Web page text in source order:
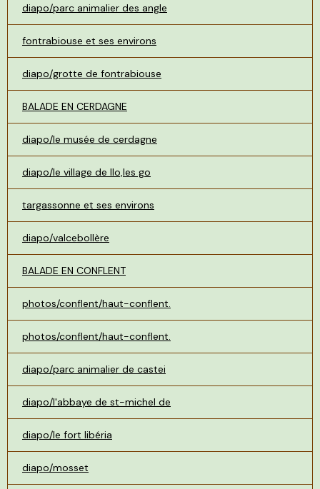
diapo/parc animalier des angle
fontrabiouse et ses environs
diapo/grotte de fontrabiouse
BALADE EN CERDAGNE
diapo/le musée de cerdagne
diapo/le village de llo,les go
targassonne et ses environs
diapo/valcebollère
BALADE EN CONFLENT
photos/conflent/haut-conflent.
photos/conflent/haut-conflent.
diapo/parc animalier de castei
diapo/l'abbaye de st-michel de
diapo/le fort libéria
diapo/mosset